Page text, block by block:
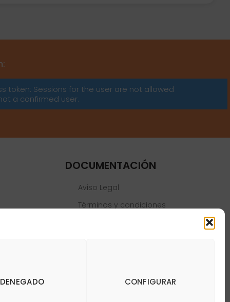
DENEGADO CONFIGURAR
token: Sessions for the user are not allowed
a confirmed user.
DOCUMENTACIÓN
Aviso Legal
Términos y condiciones